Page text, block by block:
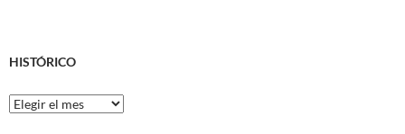
HISTÓRICO
Histórico